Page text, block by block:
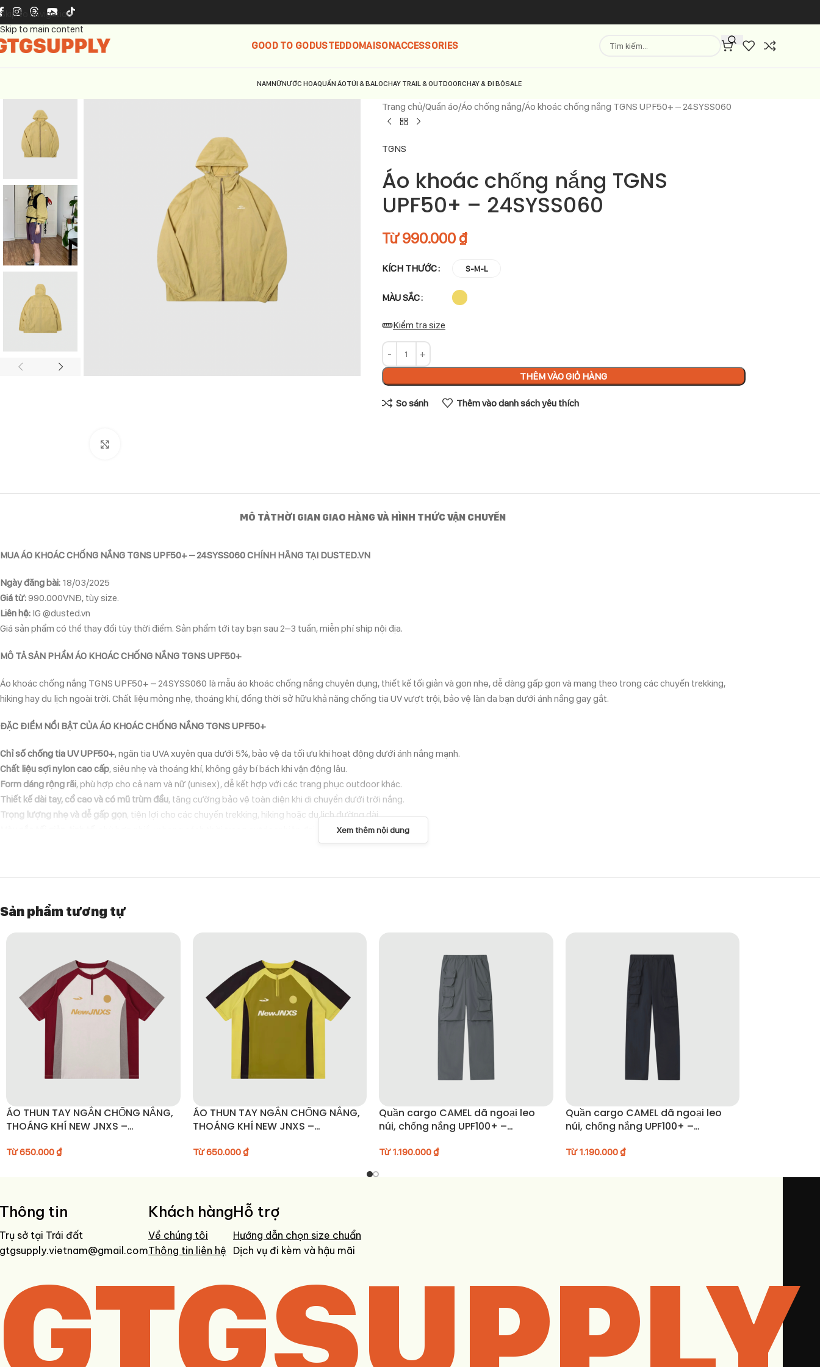
Skip to navigation
Skip to main content
GOOD TO GODUSTEDDOMAISONACCESSORIES
NAMNỮNƯỚC HOAQUẦN ÁOTÚI & BALOCHẠY TRAIL & OUTDOORCHẠY & ĐI BỘSALE
Trang chủ Quần áo Áo chống nắng Áo khoác chống nắng TGNS UPF50+ – 24SYSS060
TGNS
Áo khoác chống nắng TGNS
UPF50+ – 24SYSS060
Từ990.000 ₫
KÍCH THƯỚC S-M-L
MÀU SẮC
Kiểm tra size
THÊM VÀO GIỎ HÀNG
So sánh Thêm vào danh sách yêu thích
MÔ TẢTHỜI GIAN GIAO HÀNG VÀ HÌNH THỨC VẬN CHUYỂN
MUA ÁO KHOÁC CHỐNG NẮNG TGNS UPF50+ – 24SYSS060 CHÍNH HÃNG TẠI DUSTED.VN
Ngày đăng bài: 18/03/2025
Giá từ:990.000VNĐ, tùy size.
Liên hệ: IG @dusted.vn
Giá sản phẩm có thể thay đổi tùy thời điểm. Sản phẩm tới tay bạn sau 2–3 tuần, miễn phí ship nội địa.
MÔ TẢ SẢN PHẨM ÁO KHOÁC CHỐNG NẮNG TGNS UPF50+
Áo khoác chống nắng TGNS UPF50+ – 24SYSS060 là mẫu áo khoác chống nắng chuyên dụng, thiết kế tối giản và gọn nhẹ, dễ dàng gấp gọn và mang theo trong các chuyến trekking,
hiking hay du lịch ngoài trời. Chất liệu mỏng nhẹ, thoáng khí, đồng thời sở hữu khả năng chống tia UV vượt trội, bảo vệ làn da bạn dưới ánh nắng gay gắt.
ĐẶC ĐIỂM NỔI BẬT CỦA ÁO KHOÁC CHỐNG NẮNG TGNS UPF50+
Chỉ số chống tia UV UPF50+, ngăn tia UVA xuyên qua dưới 5%, bảo vệ da tối ưu khi hoạt động dưới ánh nắng mạnh.
Chất liệu sợi nylon cao cấp, siêu nhẹ và thoáng khí, không gây bí bách khi vận động lâu.
Form dáng rộng rãi, phù hợp cho cả nam và nữ (unisex), dễ kết hợp với các trang phục outdoor khác.
Thiết kế dài tay, cổ cao và có mũ trùm đầu, tăng cường bảo vệ toàn diện khi di chuyển dưới trời nắng.
Trọng lượng nhẹ và dễ gấp gọn, tiện lợi cho các chuyến trekking, hiking hoặc du lịch đường dài.
Không vắt mạnh hoặc xoắn áo khi giặt tay.
Phơi nơi thoáng mát, tránh ánh nắng trực tiếp, không sấy khô bằng máy sấy.
Bảo quản nơi khô ráo, thoáng mát để tránh ẩm mốc.
Áo khoác chống nắng TGNS UPF50+ là lựa chọn hoàn hảo cho những ai yêu thích hoạt động ngoài trời, từ trekking, hiking đến các chuyến du lịch đường dài. Khả năng bảo vệ da mạnh
mẽ, chất liệu nhẹ nhàng và thoải mái, mang lại cảm giác tự do và an toàn khi chinh phục thiên nhiên.
CHI TIẾT PHÁT HÀNH SẢN PHẨM
Mã áo: 24SYSS060
100% nylon
Rộng rãi, dáng regular
Chống tia UV:UPF50+ | UVA xuyên qua <5%
Ngày phát hành:Tháng 03/2024
Xem thêm nội dung
Sản phẩm tương tự
ÁO THUN TAY NGẮN CHỐNG NẮNG,
THOÁNG KHÍ NEW JNXS –
Từ650.000₫
ÁO THUN TAY NGẮN CHỐNG NẮNG,
THOÁNG KHÍ NEW JNXS –
Từ650.000₫
Quần cargo CAMEL dã ngoại leo
núi, chống nắng UPF100+ –
Từ1.190.000₫
Quần cargo CAMEL dã ngoại leo
núi, chống nắng UPF100+ –
Từ1.190.000₫
Thông tin
Trụ sở tại Trái đất
gtgsupply.vietnam@gmail.com
Khách hàng
Về chúng tôi
Thông tin liên hệ
Hỗ trợ
Hướng dẫn chọn size chuẩn
Dịch vụ đi kèm và hậu mãi
GTGSUPPLY